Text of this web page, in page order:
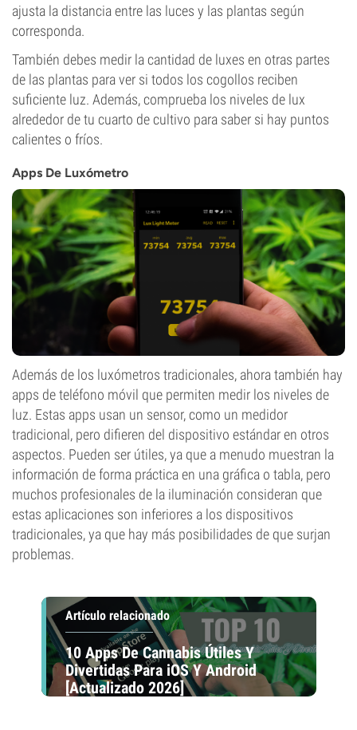
ajusta la distancia entre las luces y las plantas según
corresponda.
También debes medir la cantidad de luxes en otras partes
de las plantas para ver si todos los cogollos reciben
suficiente luz. Además, comprueba los niveles de lux
alrededor de tu cuarto de cultivo para saber si hay puntos
calientes o fríos.
Apps De Luxómetro
Además de los luxómetros tradicionales, ahora también hay
apps de teléfono móvil que permiten medir los niveles de
luz. Estas apps usan un sensor, como un medidor
tradicional, pero difieren del dispositivo estándar en otros
aspectos. Pueden ser útiles, ya que a menudo muestran la
información de forma práctica en una gráfica o tabla, pero
muchos profesionales de la iluminación consideran que
estas aplicaciones son inferiores a los dispositivos
tradicionales, ya que hay más posibilidades de que surjan
problemas.
Artículo relacionado
10 Apps De Cannabis Útiles Y
Divertidas Para iOS Y Android
[Actualizado 2026]